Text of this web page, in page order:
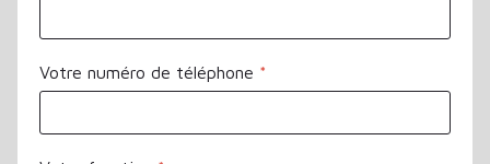
Votre numéro de téléphone *